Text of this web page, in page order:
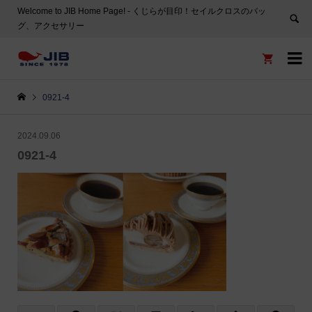
Welcome to JIB Home Page! ‐ くじらが目印！セイルクロスのバッ
グ、アクセサリー


0921-4
2024.09.06
0921-4